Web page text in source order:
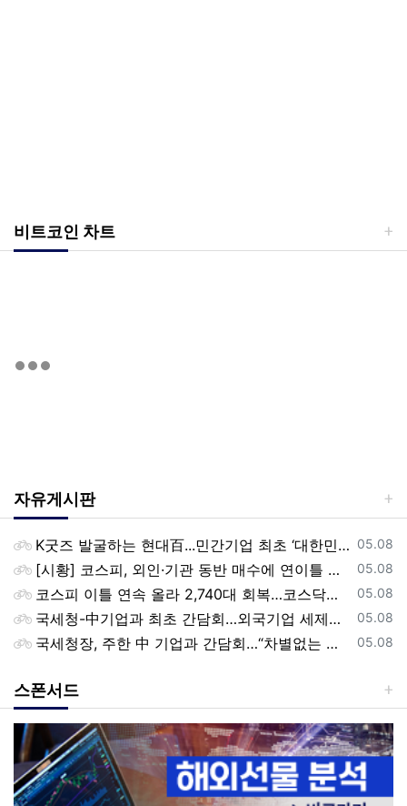
비트코인 차트
자유게시판
등록일
05.08
K굿즈 발굴하는 현대百...민간기업 최초 ‘대한민국 관광공모전’ 후원
등록일
05.08
[시황] 코스피, 외인·기관 동반 매수에 연이틀 상승…2745.05 마감
등록일
05.08
코스피 이틀 연속 올라 2,740대 회복…코스닥은 강보합(종합)
등록일
05.08
국세청-中기업과 최초 간담회…외국기업 세제혜택 등 논의
등록일
05.08
국세청장, 주한 中 기업과 간담회…“차별없는 공정과세 약속”
스폰서드